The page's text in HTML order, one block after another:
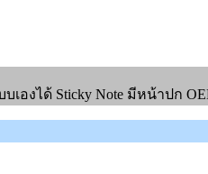
องได้ Sticky Note มีหน้าปก